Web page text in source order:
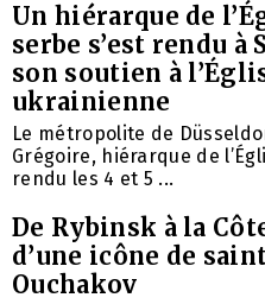
Un hiérarque de
serbe s’est rendu
son soutien à
ukrainienne
Le métropolite de
Grégoire, hiérarque de
rendu les 4 et 5 ...
De Rybinsk à la
d’une icône de
Ouchakov